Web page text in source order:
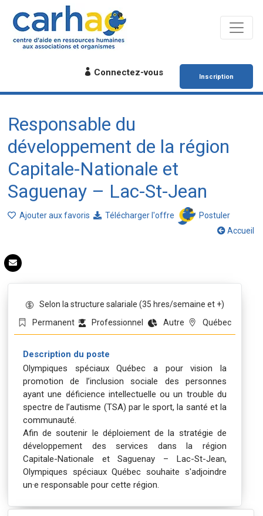
Connectez-vous Inscription
Responsable du
développement de la région
Capitale-Nationale et
Saguenay – Lac-St-Jean
Ajouter aux favoris Télécharger l'offre
Postuler
Accueil
Selon la structure salariale (35 hres/semaine et +)
Permanent
Professionnel Autre Québec
Description du poste
Olympiques spéciaux Québec a pour vision la
promotion de l’inclusion sociale des personnes
ayant une déficience intellectuelle ou un trouble du
spectre de l’autisme (TSA) par le sport, la santé et la
communauté.
Afin de soutenir le déploiement de la stratégie de
développement des services dans la région
Capitale-Nationale et Saguenay – Lac-St-Jean,
Olympiques spéciaux Québec souhaite s'adjoindre
un·e responsable pour cette région.